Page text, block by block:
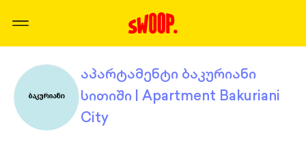
აპარტამენტი ბაკურიანი
სითიში | Apartment Bakuriani
City